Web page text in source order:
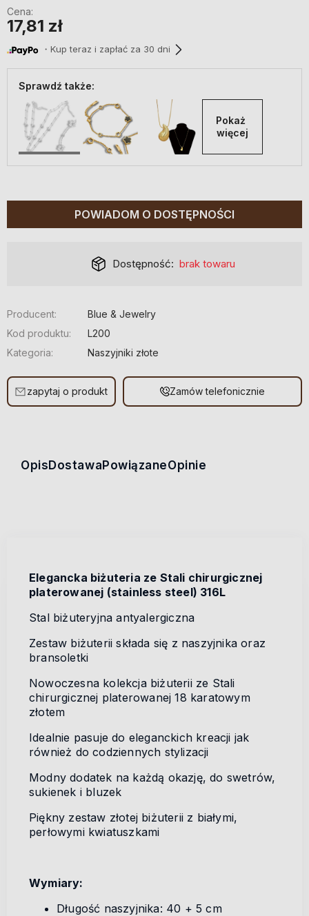
Cena:
17,81 zł
・Kup teraz i zapłać za 30 dni
Sprawdź także:
Pokaż
więcej
POWIADOM O DOSTĘPNOŚCI
Dostępność: brak towaru
Producent:
Blue & Jewelry
Kod produktu:
L200
Kategoria:
Naszyjniki złote
zapytaj o produkt Zamów telefonicznie
Opis Dostawa PowiązaneOpinie
Elegancka biżuteria ze Stali chirurgicznej
platerowanej (stainless steel) 316L
Stal biżuteryjna antyalergiczna
Zestaw biżuterii składa się z naszyjnika oraz
bransoletki
Nowoczesna kolekcja biżuterii ze Stali
chirurgicznej platerowanej 18 karatowym
złotem
Idealnie pasuje do eleganckich kreacji jak
również do codziennych stylizacji
Modny dodatek na każdą okazję, do swetrów,
sukienek i bluzek
Piękny zestaw złotej biżuterii z białymi,
perłowymi kwiatuszkami
Wymiary:
Długość naszyjnika: 40 + 5 cm